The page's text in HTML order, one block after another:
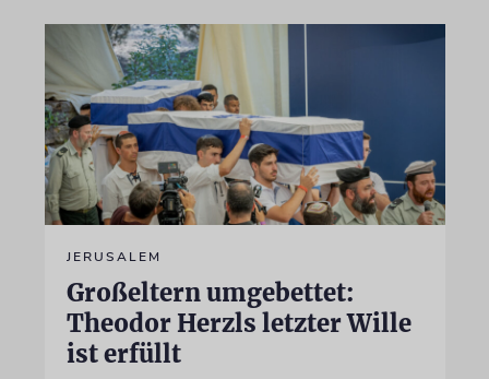
JERUSALEM
Großeltern umgebettet:
Theodor Herzls letzter Wille
ist erfüllt